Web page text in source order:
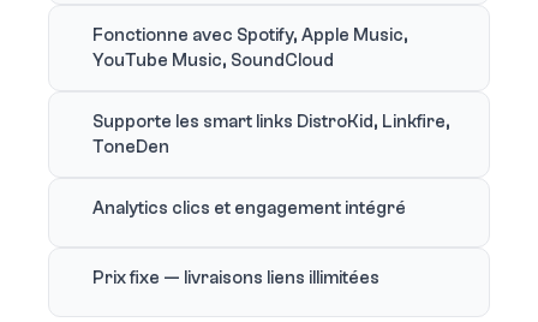
Fonctionne avec Spotify, Apple Music,
YouTube Music, SoundCloud
Supporte les smart links DistroKid, Linkfire,
ToneDen
Analytics clics et engagement intégré
Prix fixe — livraisons liens illimitées